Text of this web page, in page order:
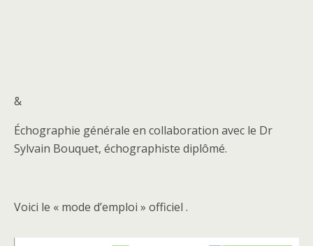
&
Échographie générale en collaboration avec le Dr
Sylvain Bouquet, échographiste diplômé.
Voici le « mode d’emploi » officiel .